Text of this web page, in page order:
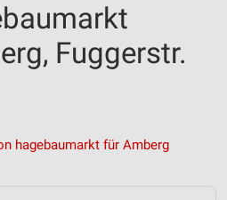
Fuggerstr.
hagebaumarkt für Amberg